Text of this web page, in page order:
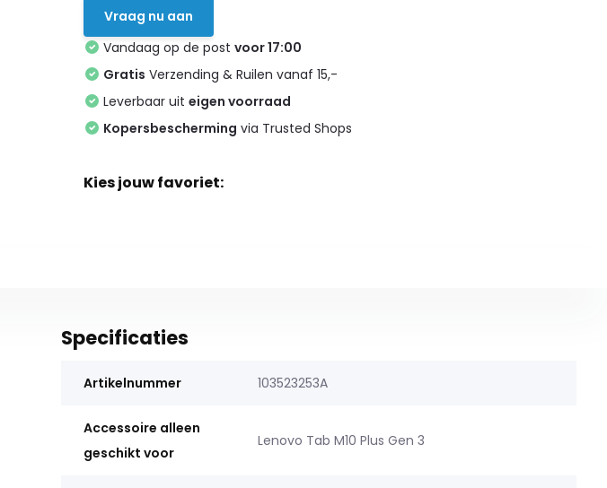
Vraag nu aan
Vandaag op de postvoor 17:00
Gratis Verzending & Ruilen vanaf 15,-
Leverbaar uiteigen voorraad
Kopersbescherming via Trusted Shops
Kies jouw favoriet:
Specificaties
Artikelnummer 103523253A
Accessoire alleen
geschikt voor
Lenovo Tab M10 Plus Gen 3